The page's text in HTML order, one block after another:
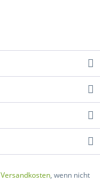
Versandkosten, wenn nicht